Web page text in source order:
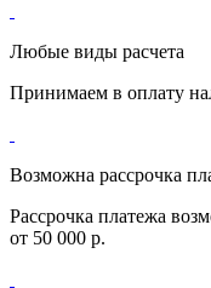
Любые виды расчета
Принимаем в оплату
Возможна рассрочка
Рассрочка платежа
от 50 000 р.